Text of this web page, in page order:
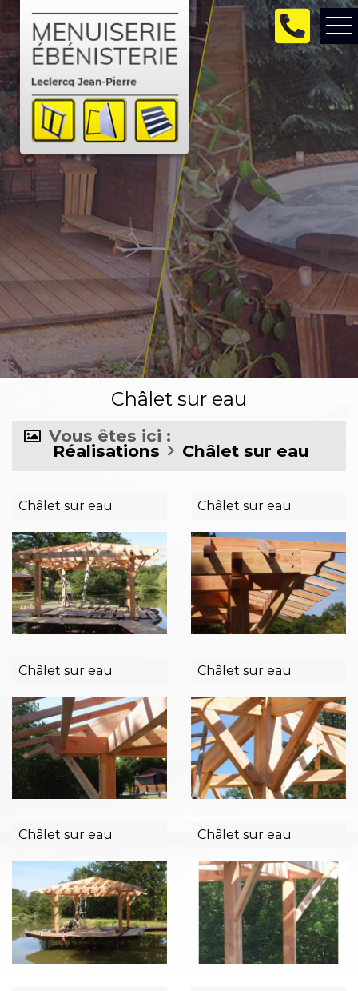
Châlet sur eau
Vous êtes ici :
Réalisations Châlet sur eau
Châlet sur eau Châlet sur eau
Châlet sur eau Châlet sur eau
Châlet sur eau Châlet sur eau